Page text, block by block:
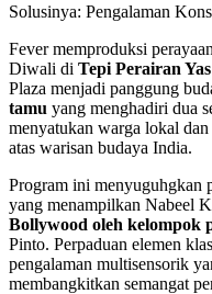
Solusinya: Pengalaman
Fever memproduksi
Diwali di Tepi Perairan
Plaza menjadi panggung
tamu yang menghadiri dua
menyatukan warga lokal
atas warisan budaya India.
Program ini menyuguhgkan
yang menampilkan Nabeel
Bollywood oleh kelompok
Pinto. Perpaduan elemen
pengalaman multisensorik
membangkitkan semangat